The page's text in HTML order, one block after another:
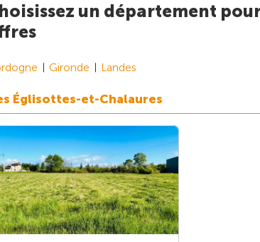
un département
Gironde Landes
Églisottes-et-Chalaures